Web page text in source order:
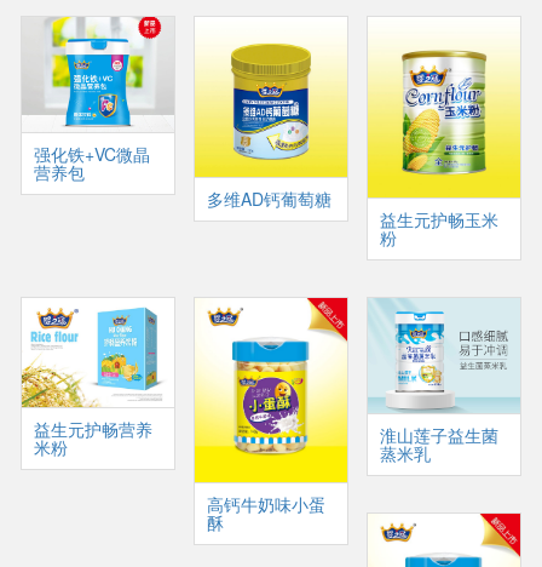
强化铁+VC微晶
营养包
多维AD钙葡萄糖
益生元护畅玉米
粉
益生元护畅营养
米粉
高钙牛奶味小蛋
酥
淮山莲子益生菌
蒸米乳